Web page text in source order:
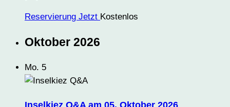
Reservierung Jetzt Kostenlos
Oktober 2026
Mo. 5
Inselkiez Q&A am 05. Oktober 2026